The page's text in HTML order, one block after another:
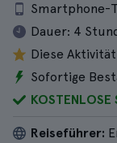
Smartphone-
Dauer: 4
Diese
Sofortige
Reiseführer: